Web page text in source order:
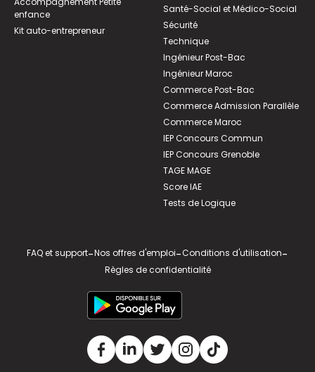
enfance
Kit auto-entrepreneur
Santé-Social et Médico-Social
Sécurité
Technique
Ingénieur Post-Bac
Ingénieur Maroc
Commerce Post-Bac
Commerce Admission Parallèle
Commerce Maroc
IEP Concours Commun
IEP Concours Grenoble
TAGE MAGE
Score IAE
Tests de Logique
FAQ et support-Nos offres d'emploi-Conditions d'utilisation-
Règles de confidentialité